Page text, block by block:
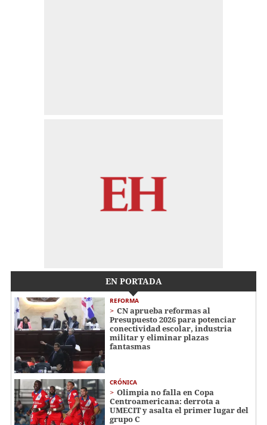
EN PORTADA
REFORMA
CN aprueba reformas al
Presupuesto 2026 para potenciar
conectividad escolar, industria
militar y eliminar plazas
fantasmas
CRÓNICA
Olimpia no falla en Copa
Centroamericana: derrota a
UMECIT y asalta el primer lugar del
grupo C